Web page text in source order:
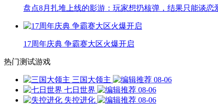
盘点8月扎堆上线的影游：玩家想扔核弹，结果只能谈恋
17周年庆典 争霸赛大区火爆开启
热门测试游戏
三国大领主
08-06
七日世界
08-06
失控进化
08-06